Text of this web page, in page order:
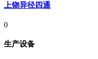
上饶异径四通
0
生产设备